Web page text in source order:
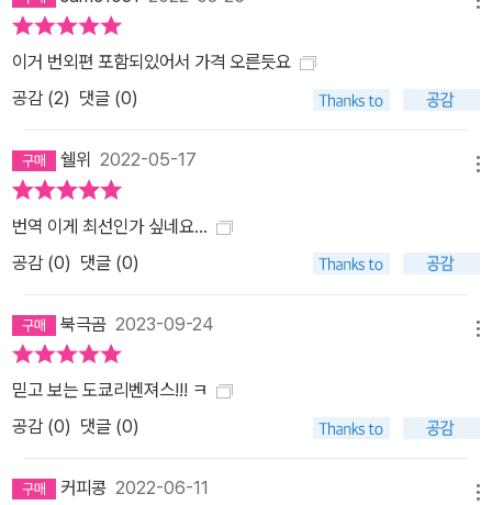
이거 번외편 포함되있어서 가격 오른듯요
공감 (2) 댓글 (0)
쉘위 2022-05-17
번역 이게 최선인가 싶네요...
공감 (0) 댓글 (0)
북극곰 2023-09-24
믿고 보는 도쿄리벤져스!!! ㅋ
공감 (0) 댓글 (0)
커피콩 2022-06-11